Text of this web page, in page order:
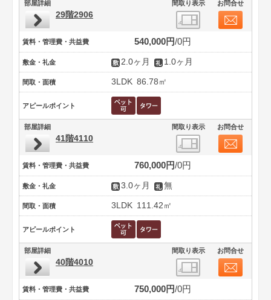
部屋詳細 間取り表示 お問合せ
29階2906
賃料・管理費・共益費 540,000円 0円
敷金・礼金 2.0ヶ月 1.0ヶ月
間取・面積 3LDK 86.78㎡
アピールポイント
部屋詳細 間取り表示 お問合せ
41階4110
賃料・管理費・共益費 760,000円 0円
敷金・礼金 3.0ヶ月 無
間取・面積 3LDK 111.42㎡
アピールポイント
部屋詳細 間取り表示 お問合せ
40階4010
賃料・管理費・共益費 750,000円 0円